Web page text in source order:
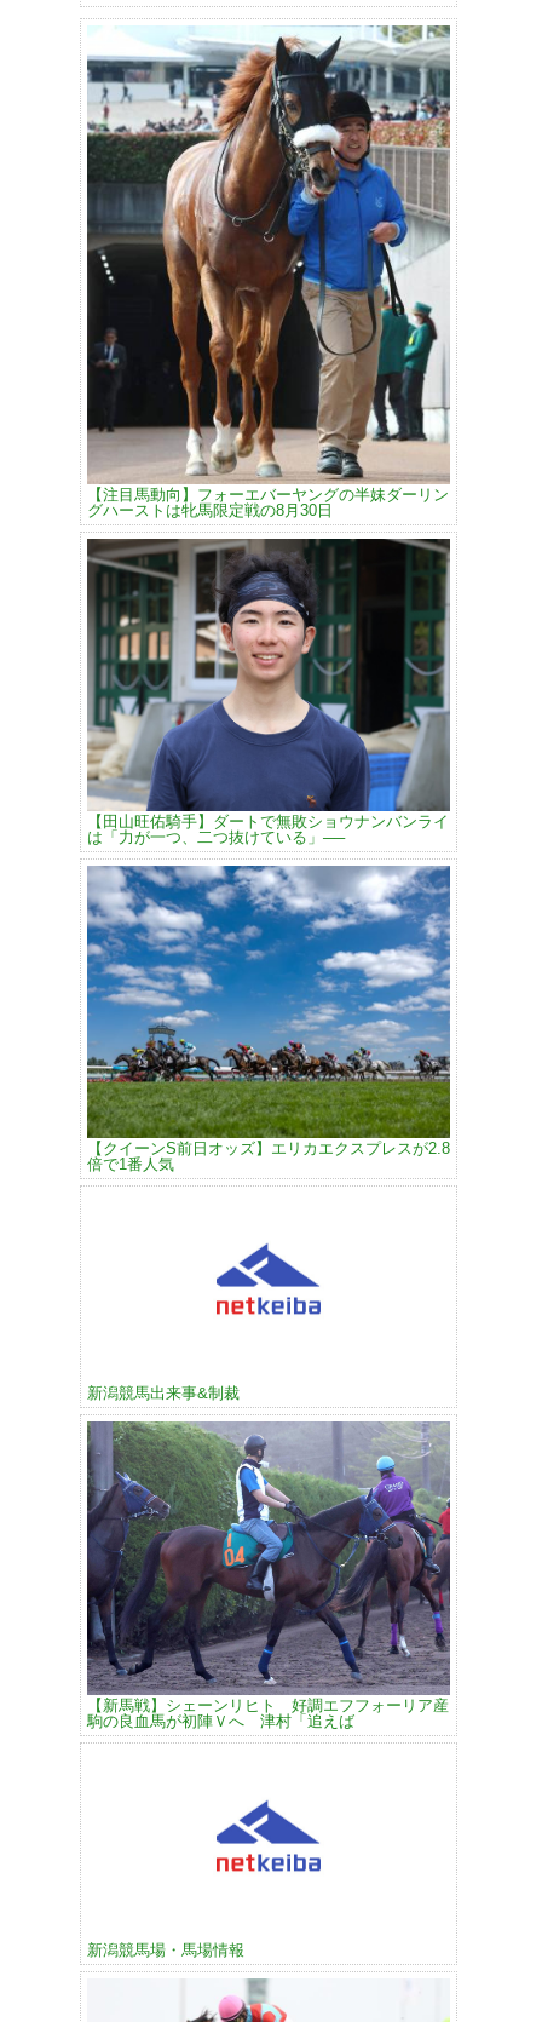
【注目馬動向】フォーエバーヤングの半妹ダーリン
グハーストは牝馬限定戦の8月30日
【田山旺佑騎手】ダートで無敗ショウナンバンライ
は「力が一つ、二つ抜けている」──
【クイーンS前日オッズ】エリカエクスプレスが2.8
倍で1番人気
新潟競馬出来事&制裁
【新馬戦】シェーンリヒト 好調エフフォーリア産
駒の良血馬が初陣Ｖへ 津村「追えば
新潟競馬場・馬場情報